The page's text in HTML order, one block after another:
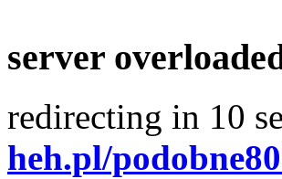
server
redirecting in 10
heh.pl/